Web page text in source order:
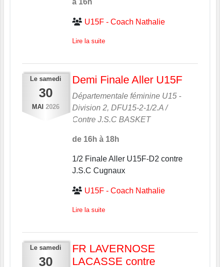
à 16h
U15F - Coach Nathalie
Lire la suite
Le samedi
30
MAI 2026
Demi Finale Aller U15F
Départementale féminine U15 -
Division 2, DFU15-2-1/2.A /
Contre J.S.C BASKET
de 16h à 18h
1/2 Finale Aller U15F-D2 contre
J.S.C Cugnaux
U15F - Coach Nathalie
Lire la suite
Le samedi
30
FR LAVERNOSE
LACASSE contre